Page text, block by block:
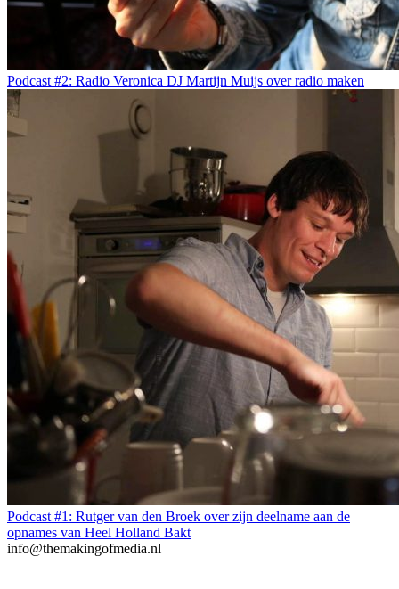
Podcast #2: Radio Veronica DJ Martijn Muijs over radio maken
Podcast #1: Rutger van den Broek over zijn deelname aan de
opnames van Heel Holland Bakt
info@themakingofmedia.nl